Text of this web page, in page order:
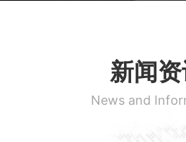
新闻
News and